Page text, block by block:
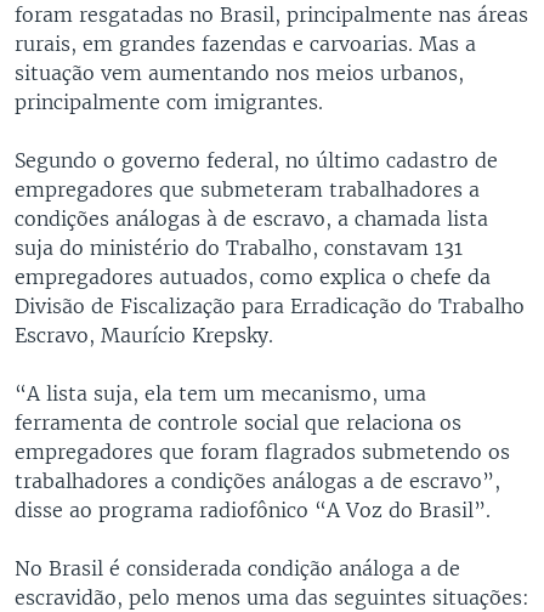
foram resgatadas no Brasil, principalmente nas áreas
rurais, em grandes fazendas e carvoarias. Mas a
situação vem aumentando nos meios urbanos,
principalmente com imigrantes.
Segundo o governo federal, no último cadastro de
empregadores que submeteram trabalhadores a
condições análogas à de escravo, a chamada lista
suja do ministério do Trabalho, constavam 131
empregadores autuados, como explica o chefe da
Divisão de Fiscalização para Erradicação do Trabalho
Escravo, Maurício Krepsky.
“A lista suja, ela tem um mecanismo, uma
ferramenta de controle social que relaciona os
empregadores que foram flagrados submetendo os
trabalhadores a condições análogas a de escravo”,
disse ao programa radiofônico “A Voz do Brasil”.
No Brasil é considerada condição análoga a de
escravidão, pelo menos uma das seguintes situações: